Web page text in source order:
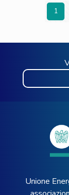
1
Unione